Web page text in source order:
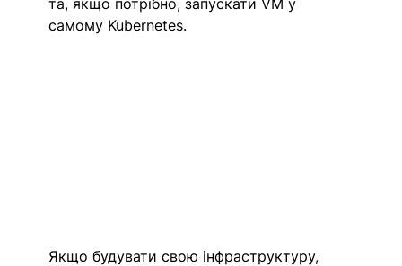
та, якщо потрібно, запускати VM у
самому Kubernetes.
Якщо будувати свою інфраструктуру,